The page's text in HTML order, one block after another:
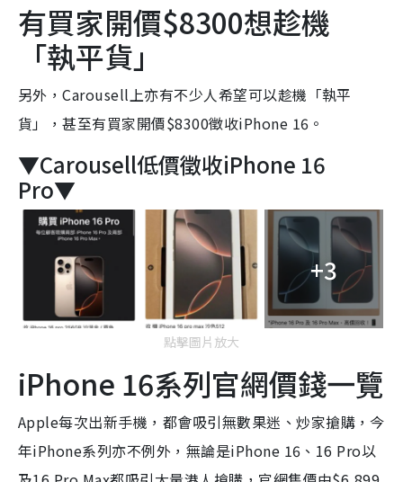
有買家開價$8300想趁機
「執平貨」
另外，Carousell上亦有不少人希望可以趁機「執平
貨」，甚至有買家開價$8300徵收iPhone 16。
▼Carousell低價徵收iPhone 16
Pro▼
+3
點擊圖片放大
iPhone 16系列官網價錢一覽
Apple每次出新手機，都會吸引無數果迷、炒家搶購，今
年iPhone系列亦不例外，無論是iPhone 16、16 Pro以